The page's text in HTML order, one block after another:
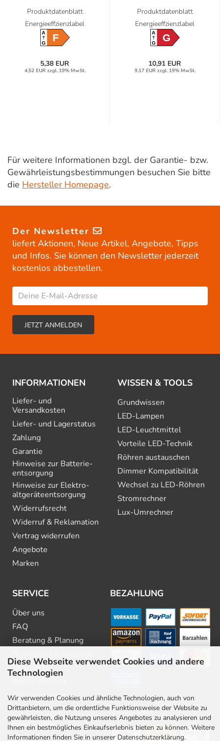
Diese Webseite verwendet Cookies und andere
Technologien
Wir verwenden Cookies und ähnliche Technologien, auch von
Drittanbietern, um die ordentliche Funktionsweise der Website zu
gewährleisten, die Nutzung unseres Angebotes zu analysieren und
Ihnen ein bestmögliches Einkaufserlebnis bieten zu können. Weitere
Informationen finden Sie in unserer Datenschutzerklärung.
Produktdatenblatt
Energieeffzienzlabel
A
GF
5,38 EUR
4,52 EUR zzgl. 19% MwSt.
Produktdatenblatt
Energieeffzienzlabel
A
GG
10,91 EUR
9,17 EUR zzgl. 19% MwSt.
Für weitere Informationen bzgl. der Garantie- bzw.
Gewährleistungsbestimmungen besuchen Sie bitte
die Hersteller Homepage.
Der Newsletter
liefert Aktionen, Neue Artikel, Angebote, Tipps
und Infos. Sie können den Newsletter jederzeit
kostenlos abbestellen.
INFORMATIONEN
Liefer- und
Versandkosten
Liefer- und Lagerstatus
Zahlung
Garantie
Hinweise zur Batterie­
entsorgung
Hinweise zur Elektro­
altgeräte­entsorgung
Widerrufsrecht
Widerruf & Reklamation
Vertrag widerrufen
Angebote
Marken
WISSEN & TOOLS
Grundwissen
LED-Lampen
LED-Leuchtmittel
Vorteile LED-Technik
Röhren austauschen
Dimmer Kompatibilität
Wechsel zu LED-Röhren
Stromrechner
Lux-Umrechner
SERVICE
Über uns
FAQ
Beratung & Planung
Newsletter
Stellenangebote
Kontakt
Rabatt Codes
BEZAHLUNG
VERSAND